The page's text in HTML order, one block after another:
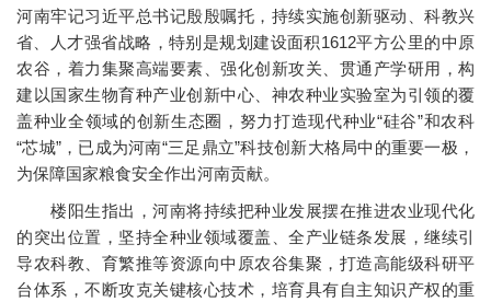
河南牢记习近平总书记殷殷嘱托，持续实施创新驱动、科教兴
省、人才强省战略，特别是规划建设面积1612平方公里的中原
农谷，着力集聚高端要素、强化创新攻关、贯通产学研用，构
建以国家生物育种产业创新中心、神农种业实验室为引领的覆
盖种业全领域的创新生态圈，努力打造现代种业“硅谷”和农科
“芯城”，已成为河南“三足鼎立”科技创新大格局中的重要一极，
为保障国家粮食安全作出河南贡献。
楼阳生指出，河南将持续把种业发展摆在推进农业现代化
的突出位置，坚持全种业领域覆盖、全产业链条发展，继续引
导农科教、育繁推等资源向中原农谷集聚，打造高能级科研平
台体系，不断攻克关键核心技术，培育具有自主知识产权的重